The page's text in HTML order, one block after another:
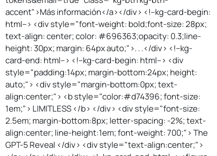
accent">Más información</a></div> <!--kg-card-begin:
html--> <div style="font-weight: bold;font-size: 28px;
text-align: center; color: #696363;opacity: 0.3;line-
height: 30px; margin: 64px auto;">. . .</div> <!--kg-
card-end: html--> <!--kg-card-begin: html--> <div
style="padding:14px; margin-bottom:24px; height:
auto;"> <div style="margin-bottom:0px; text-
align:center;"> <b style="color:#d74396; font-size:
1em;"> LIMITLESS </b> </div> <div style="font-size:
2.5em; margin-bottom:8px; letter-spacing: -2%; text-
align:center; line-height:1em; font-weight: 700;"> The
GPT-5 Reveal </div> <div style="text-align:center;">